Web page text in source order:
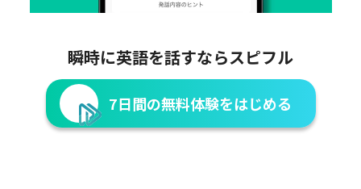
瞬時に英語を話すならスピフル
7日間の無料体験をはじめる